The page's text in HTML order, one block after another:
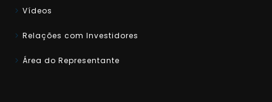
Vídeos
Relações com Investidores
Área do Representante